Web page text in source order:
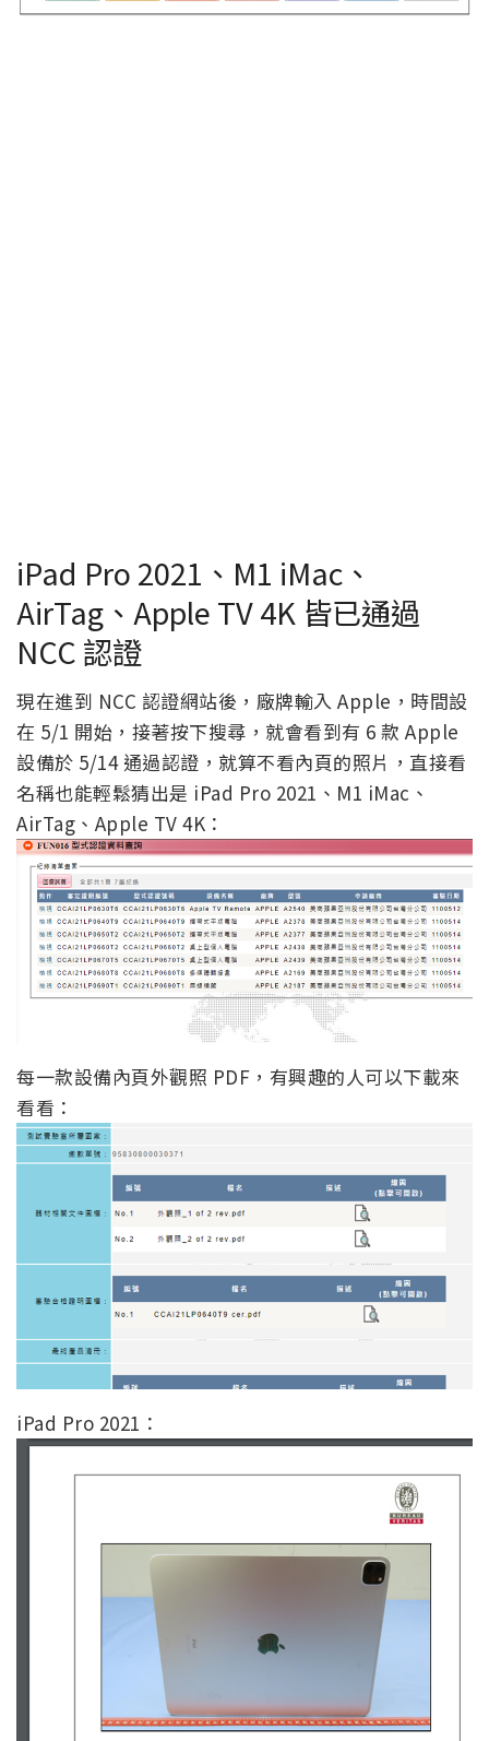
iPad Pro 2021、M1 iMac、
AirTag、Apple TV 4K 皆已通過
NCC 認證
現在進到 NCC 認證網站後，廠牌輸入 Apple，時間設
在 5/1 開始，接著按下搜尋，就會看到有 6 款 Apple
設備於 5/14 通過認證，就算不看內頁的照片，直接看
名稱也能輕鬆猜出是 iPad Pro 2021、M1 iMac、
AirTag、Apple TV 4K：
每一款設備內頁外觀照 PDF，有興趣的人可以下載來
看看：
iPad Pro 2021：